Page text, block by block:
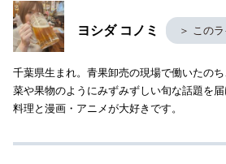
ヨシダ コノミ ＞ この
千葉県生まれ。青果卸売の現場で働いたの
菜や果物のようにみずみずしい旬な話題を届
料理と漫画・アニメが大好きです。